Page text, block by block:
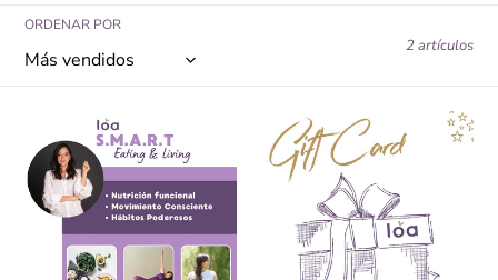
c
i
ó
n
:
ORDENAR POR
2 artículos
Eating
&
Living
Card